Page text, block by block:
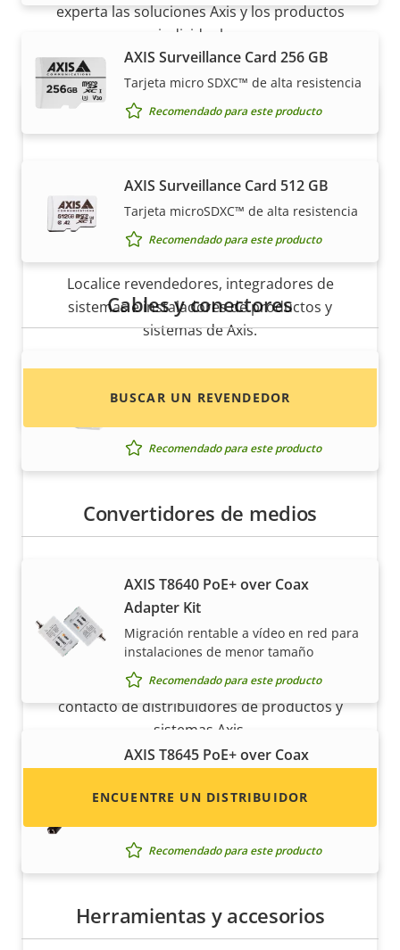
AXIS Surveillance Card 256 GB
Tarjeta micro SDXC™ de alta resistencia
Recomendado para este producto
AXIS Surveillance Card 512 GB
Tarjeta microSDXC™ de alta resistencia
Recomendado para este producto
Cables y conectores
La solución inteligente para cubrir
Recomendado para este producto
Convertidores de medios
AXIS T8640 PoE+ over Coax
Adapter Kit
Migración rentable a vídeo en red para
instalaciones de menor tamaño
Recomendado para este producto
AXIS T8645 PoE+ over Coax
Migración compacta y rentable de un
Recomendado para este producto
Herramientas y accesorios
experta las soluciones Axis y los productos
individuales.
¿Quiere comprar productos Axis?
Localice revendedores, integradores de
sistemas e instaladores de productos y
sistemas de Axis.
BUSCAR UN REVENDEDOR
¿Quiere vender productos Axis?
¿Está interesado en convertirse en
revendedor? Encuentre información de
contacto de distribuidores de productos y
sistemas Axis.
ENCUENTRE UN DISTRIBUIDOR